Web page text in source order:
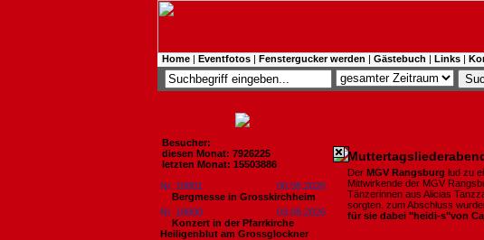
Home | Eventfotos | Fenstergucker werden | Gästebuch | Links |
Besucher:
diesen Monat: 7926225
letzten Monat: 15503886
Nr. 18801
06.08.2026
Bergmesse in Grosskirchheim
Nr. 18800
03.08.2026
Konzert in der Pfarrkirche
Heiligenblut am Grossglockner
Der MGV Rangsburg lud zu
Mittwirkende der MGV
Tänzerinnen aus Alicias
sorgten. zum Abschluss
für sie dabei "heidi-s"von